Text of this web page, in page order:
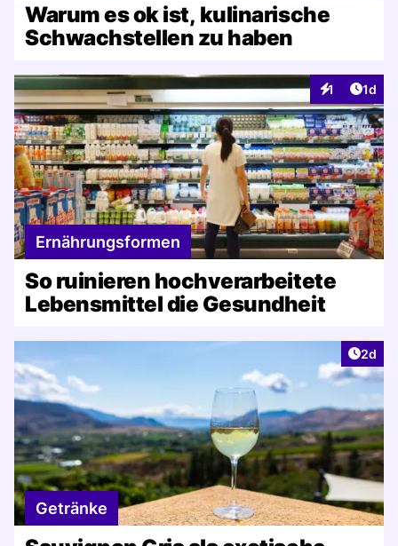
Warum es ok ist, kulinarische
Schwachstellen zu haben
1
Interaktionen
1d
Ernährungsformen
So ruinieren hochverarbeitete
Lebensmittel die Gesundheit
2d
Getränke